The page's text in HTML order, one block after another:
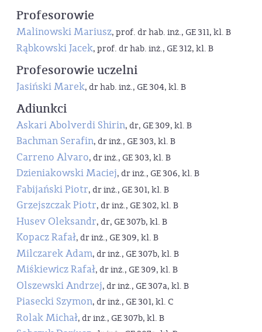
Profesorowie
Malinowski Mariusz, prof. dr hab. inż., GE 311, kl. B
Rąbkowski Jacek, prof. dr hab. inż., GE 312, kl. B
Profesorowie uczelni
Jasiński Marek, dr hab. inż., GE 304, kl. B
Adiunkci
Askari Abolverdi Shirin, dr, GE 309, kl. B
Bachman Serafin, dr inż., GE 303, kl. B
Carreno Alvaro, dr inż., GE 303, kl. B
Dzieniakowski Maciej, dr inż., GE 306, kl. B
Fabijański Piotr, dr inż., GE 301, kl. B
Grzejszczak Piotr, dr inż., GE 302, kl. B
Husev Oleksandr, dr, GE 307b, kl. B
Kopacz Rafał, dr inż., GE 309, kl. B
Milczarek Adam, dr inż., GE 307b, kl. B
Miśkiewicz Rafał, dr inż., GE 309, kl. B
Olszewski Andrzej, dr inż., GE 307a, kl. B
Piasecki Szymon, dr inż., GE 301, kl. C
Rolak Michał, dr inż., GE 307b, kl. B